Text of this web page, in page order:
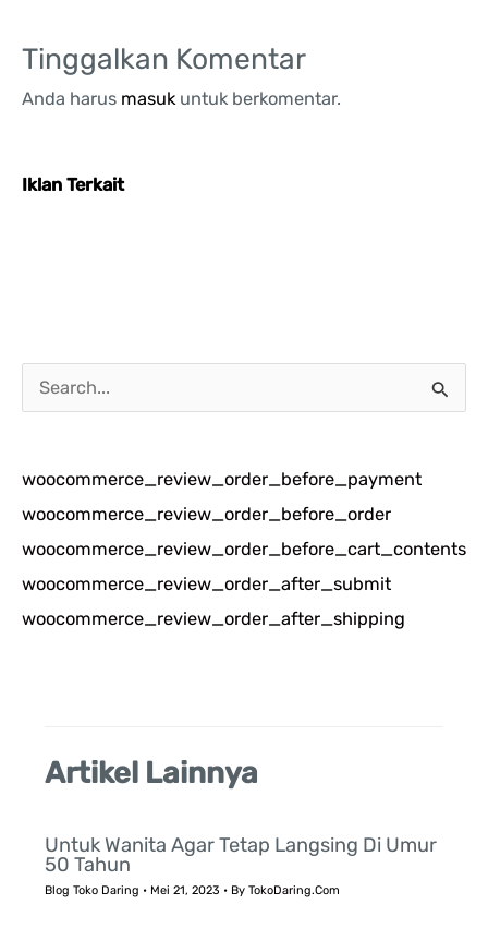
Tinggalkan Komentar
Anda harus masukuntuk berkomentar.
Iklan Terkait
a
i
u
n
t
u
woocommerce_review_order_before_payment
woocommerce_review_order_before_order
woocommerce_review_order_before_cart_contents
woocommerce_review_order_after_submit
woocommerce_review_order_after_shipping
Artikel Lainnya
Untuk Wanita Agar Tetap Langsing Di Umur
50 Tahun
Blog Toko Daring • Mei 21, 2023 • ByTokoDaring.Com